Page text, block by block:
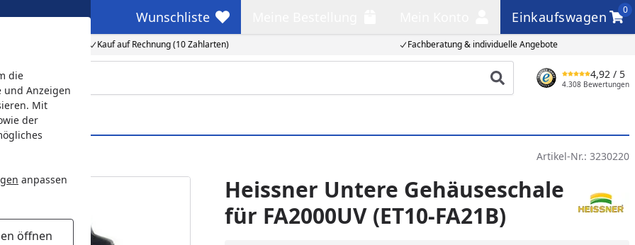
die
und Anzeigen
Mit
der
anpassen
öffnen
Kauf auf Rechnung (10 Zahlarten) Fachberatung & individuelle Angebote
Wunschliste
Wunschliste Einkaufswagen
0
Einkaufswagen
Produkt suchen
4,92 / 5
4.308 Bewertungen
Artikel-Nr.: 3230220
Heissner Untere Gehäuseschale
für FA2000UV (ET10-FA21B)